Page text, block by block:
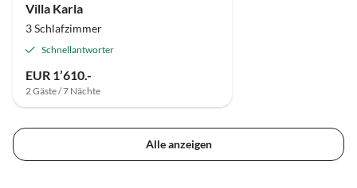
Villa Karla
3 Schlafzimmer
Schnellantworter
EUR 1’610.-
2 Gäste / 7 Nächte
Alle anzeigen